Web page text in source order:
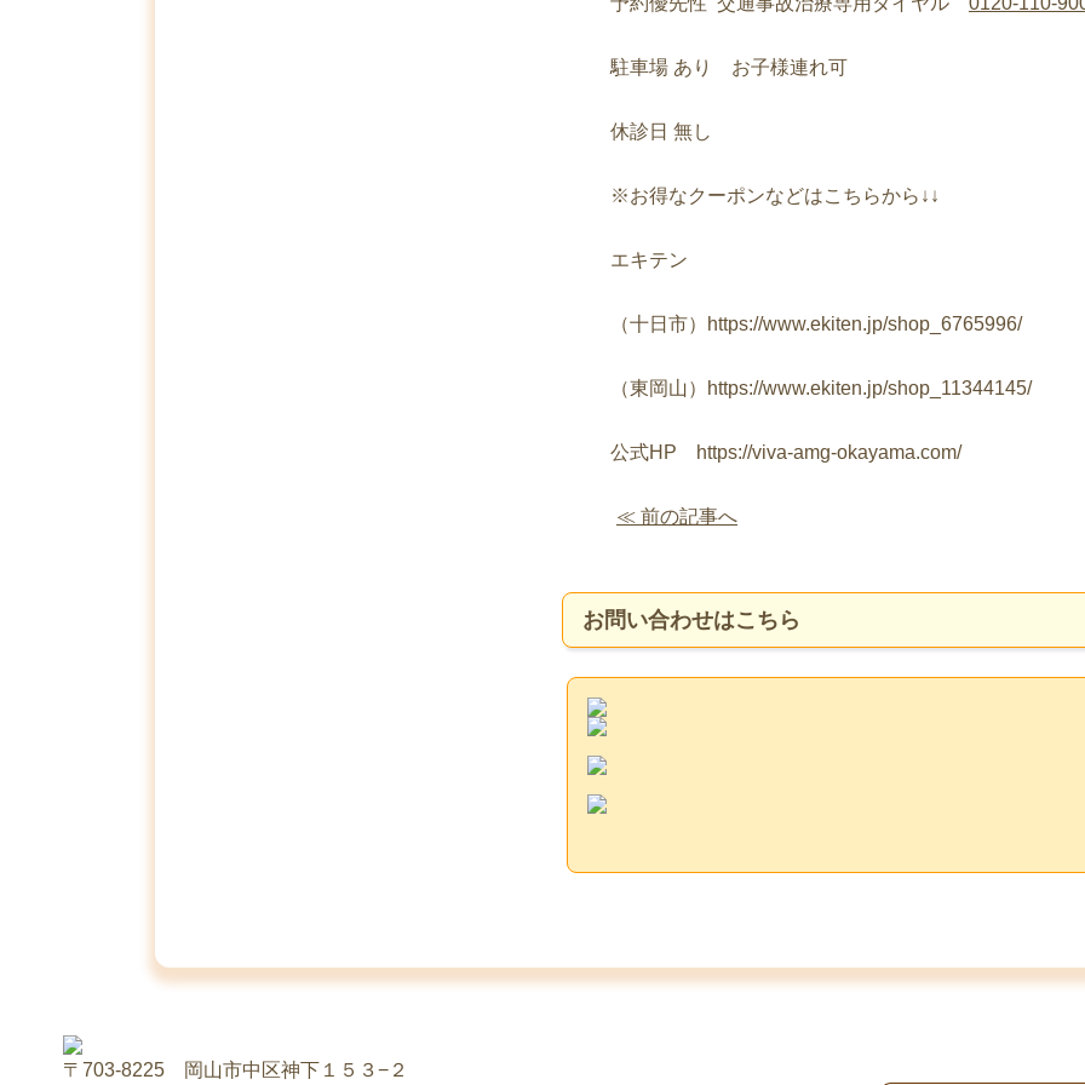
駐車場 あり お子様連れ可
休診日 無し
※お得なクーポンなどはこちらから ↓↓
エキテン
（十日市） https://www.ekiten.jp/shop_6765996/
（東岡山） https://www.ekiten.jp/shop_11344145/
公式HP https://viva-amg-okayama.com/
≪ 前の記事へ
お問い合わせはこちら
〒703-8225 岡山市中区神下１５３−２